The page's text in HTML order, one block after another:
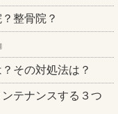
整骨院？
その対処法は？
テナンスする３つ